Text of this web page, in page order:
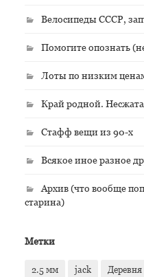
Велосипеды СССР,
Помогите опознать
Лоты по низким
Край родной.
Стафф вещи из 90-х
Всякое иное разное
Архив (что вообще
старина)
Метки
2.5 мм jack Деревня